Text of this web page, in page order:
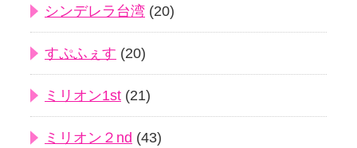
シンデレラ台湾 (20)
すぷふぇす (20)
ミリオン1st (21)
ミリオン２nd (43)